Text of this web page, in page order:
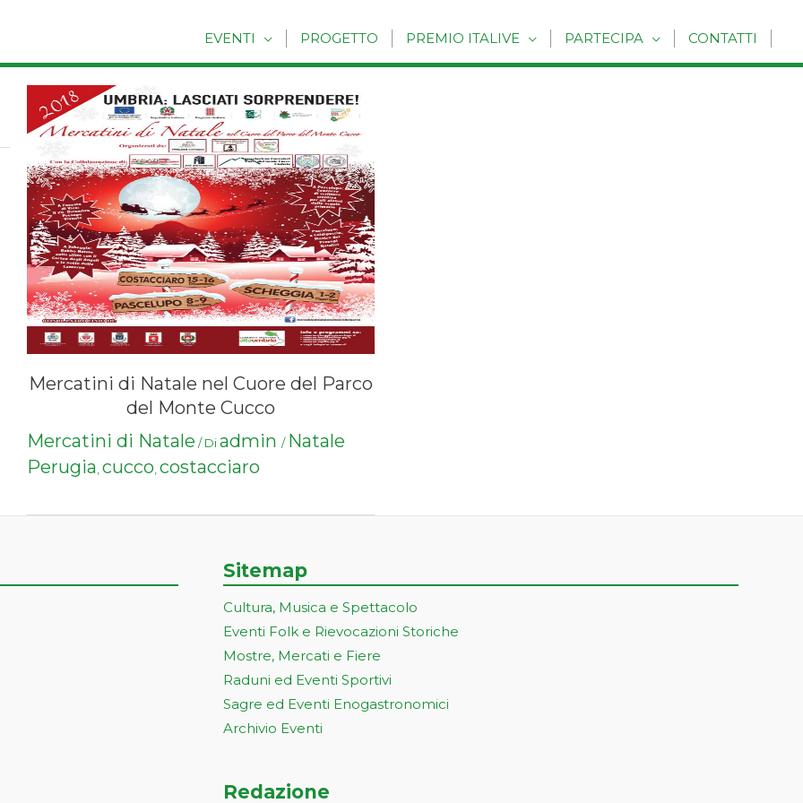
EVENTI PROGETTO PREMIO ITALIVE PARTECIPA CONTATTI
Mercatini di Natale nel Cuore del Parco
del Monte Cucco
Mercatini di Natale / Diadmin / Natale
Perugia,cucco,costacciaro
Sitemap
Cultura, Musica e Spettacolo
Eventi Folk e Rievocazioni Storiche
Mostre, Mercati e Fiere
Raduni ed Eventi Sportivi
Sagre ed Eventi Enogastronomici
Archivio Eventi
Redazione